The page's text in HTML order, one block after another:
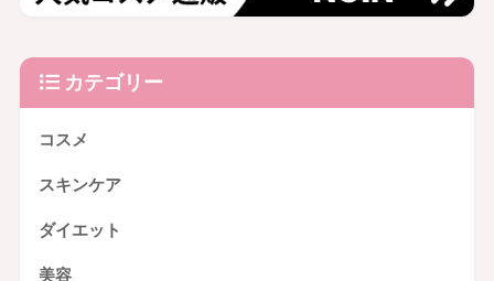
カテゴリー
コスメ
スキンケア
ダイエット
美容